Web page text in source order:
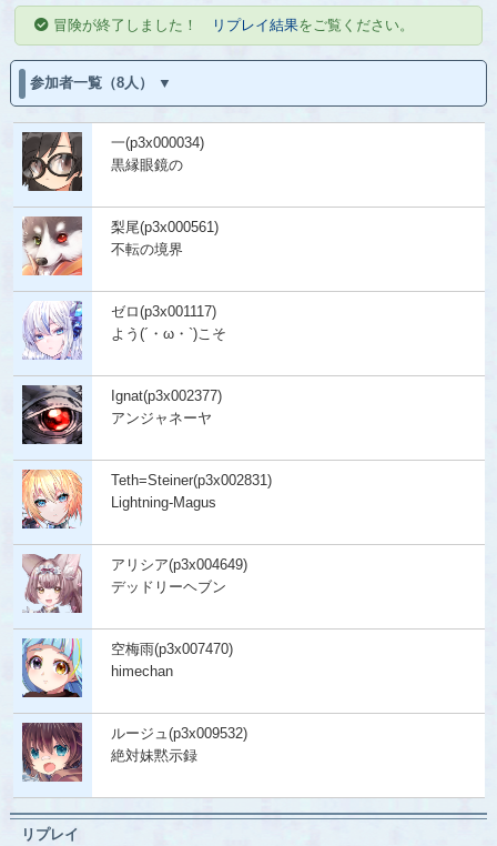
冒険が終了しました！ リプレイ結果をご覧ください。
参加者一覧（8人）
一(p3x000034)
黒縁眼鏡の
梨尾(p3x000561)
不転の境界
ゼロ(p3x001117)
よう(´・ω・`)こそ
Ignat(p3x002377)
アンジャネーヤ
Teth=Steiner(p3x002831)
Lightning-Magus
アリシア(p3x004649)
デッドリーヘブン
空梅雨(p3x007470)
himechan
ルージュ(p3x009532)
絶対妹黙示録
リプレイ